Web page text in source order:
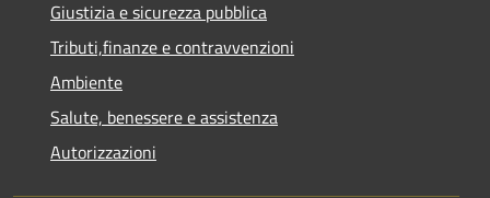
Giustizia e sicurezza pubblica
Tributi,finanze e contravvenzioni
Ambiente
Salute, benessere e assistenza
Autorizzazioni